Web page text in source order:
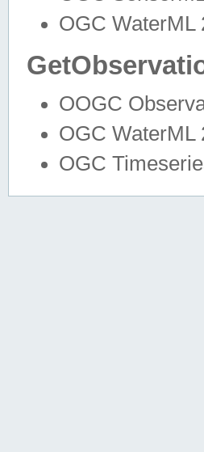
OGC WaterML
OOGC
OGC WaterML
OGC